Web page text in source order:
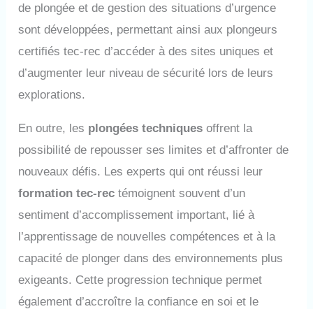
de plongée et de gestion des situations d’urgence
sont développées, permettant ainsi aux plongeurs
certifiés tec-rec d’accéder à des sites uniques et
d’augmenter leur niveau de sécurité lors de leurs
explorations.
En outre, les plongées techniques offrent la
possibilité de repousser ses limites et d’affronter de
nouveaux défis. Les experts qui ont réussi leur
formation tec-rec témoignent souvent d’un
sentiment d’accomplissement important, lié à
l’apprentissage de nouvelles compétences et à la
capacité de plonger dans des environnements plus
exigeants. Cette progression technique permet
également d’accroître la confiance en soi et le